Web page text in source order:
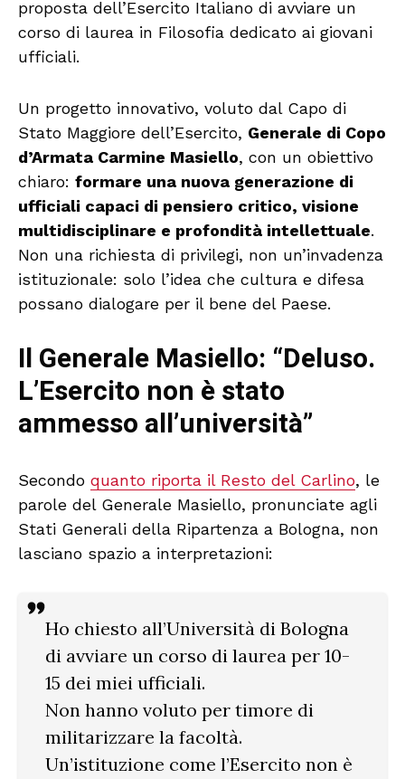
proposta dell’Esercito Italiano di avviare un
corso di laurea in Filosofia dedicato ai giovani
ufficiali.
Un progetto innovativo, voluto dal Capo di
Stato Maggiore dell’Esercito, Generale di Copo
d’Armata Carmine Masiello, con un obiettivo
chiaro: formare una nuova generazione di
ufficiali capaci di pensiero critico, visione
multidisciplinare e profondità intellettuale.
Non una richiesta di privilegi, non un’invadenza
istituzionale: solo l’idea che cultura e difesa
possano dialogare per il bene del Paese.
Il Generale Masiello: “Deluso.
L’Esercito non è stato
ammesso all’università”
Secondo quanto riporta il Resto del Carlino, le
parole del Generale Masiello, pronunciate agli
Stati Generali della Ripartenza a Bologna, non
lasciano spazio a interpretazioni:
Ho chiesto all’Università di Bologna
di avviare un corso di laurea per 10-
15 dei miei ufficiali.
Non hanno voluto per timore di
militarizzare la facoltà.
Un’istituzione come l’Esercito non è